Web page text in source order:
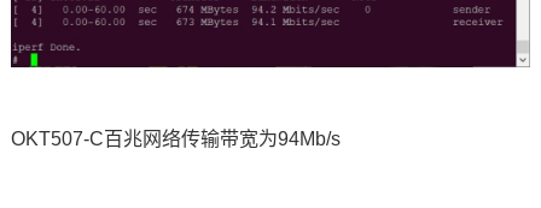
OKT507-C百兆网络传输带宽为94Mb/s